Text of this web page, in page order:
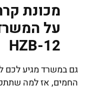
מכונת
HZB-12
גם במשרד מגיע לכם
החמים, אז למה